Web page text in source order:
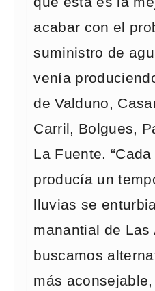
acabar con el
suministro de
venía
de Valduno,
Carril, Bolgues,
La Fuente.
producía un
lluvias se
manantial de Las
buscamos
más